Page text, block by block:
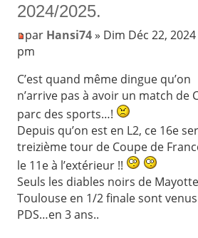
2024/2025.
par Hansi74» Dim Déc 22,
pm
C’est quand même dingue qu’on
n’arrive pas à avoir un match de
parc des sports…!
Depuis qu’on est en L2, ce 16e
treizième tour de Coupe de
le 11e à l’extérieur !!
Seuls les diables noirs de
Toulouse en 1/2 finale sont
PDS…en 3 ans..